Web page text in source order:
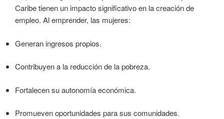
Caribe tienen un impacto significativo en la creación de
empleo. Al emprender, las mujeres:
Generan ingresos propios.
Contribuyen a la reducción de la pobreza.
Fortalecen su autonomía económica.
Promueven oportunidades para sus comunidades.